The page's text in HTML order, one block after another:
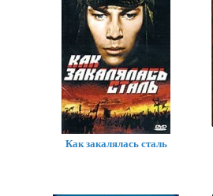
Как закалялась сталь